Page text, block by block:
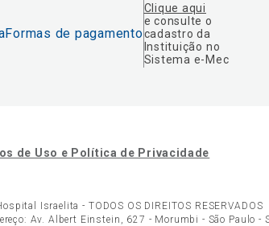
Formas de pagamento
Clique aqui
e consulte o
cadastro da
Instituição no
Sistema e-Mec
de Uso e Política de Privacidade
Israelita - TODOS OS DIREITOS RESERVADOS
Av. Albert Einstein, 627 - Morumbi - São Paulo -